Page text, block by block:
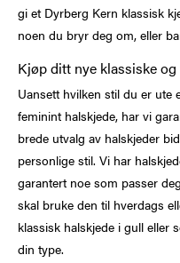
gi et Dyrberg Kern klassisk
noen du bryr deg om, eller
Kjøp ditt nye klassiske
Uansett hvilken stil du er ute
feminint halskjede, har vi
brede utvalg av halskjeder
personlige stil. Vi har
garantert noe som passer
skal bruke den til hverdags
klassisk halskjede i gull eller
din type.